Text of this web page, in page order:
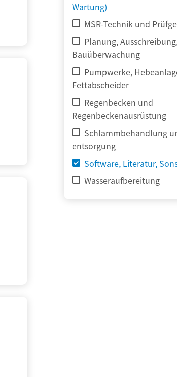
Wartung)
MSR-Technik und
Planung,
Bauüberwachung
Pumpwerke,
Fettabscheider
Regenbecken und
Regenbeckenausrüstung
Schlammbehandlung
entsorgung
Software, Literatur,
Wasseraufbereitung